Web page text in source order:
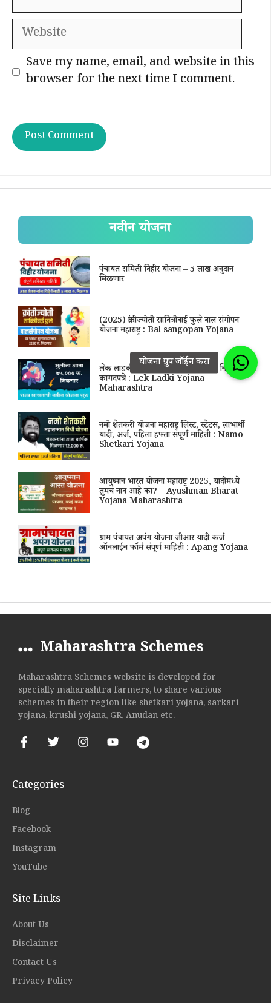
Website
Save my name, email, and website in this
browser for the next time I comment.
नवीन योजना
पंचायत समिती विहीर योजना – 5 लाख अनुदान
मिळणार
(2025) क्रांतीज्योती सावित्रीबाई फुले बाल संगोपन
योजना महाराष्ट्र : Bal sangopan Yojana
लेक लाडकी योजना माहिती, अर्ज, शासन निर्णय,
कागदपत्रे : Lek Ladki Yojana
Maharashtra
नमो शेतकरी योजना महाराष्ट्र लिस्ट, स्टेटस, लाभार्थी
यादी, अर्ज, पहिला हफ्ता संपूर्ण माहिती : Namo
Shetkari Yojana
आयुष्मान भारत योजना महाराष्ट्र 2025, यादीमध्ये
तुमचं नाव आहे का? | Ayushman Bharat
Yojana Maharashtra
ग्राम पंचायत अपंग योजना जीआर यादी कर्ज
ऑनलाईन फॉर्म संपूर्ण माहिती : Apang Yojana
Maharashtra Schemes
Maharashtra Schemes website is developed for
specially maharashtra farmers, to share various
schemes in their region like shetkari yojana, sarkari
yojana, krushi yojana, GR, Anudan etc.
Categories
Blog
Facebook
Instagram
YouTube
Site Links
About Us
Disclaimer
Contact Us
Privacy Policy